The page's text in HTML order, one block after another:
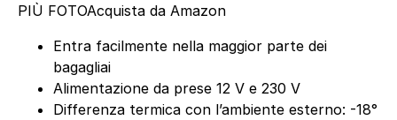
PIÙ FOTOAcquista da Amazon
Entra facilmente nella maggior parte dei
bagagliai
Alimentazione da prese 12 V e 230 V
Differenza termica con l’ambiente esterno: -18°